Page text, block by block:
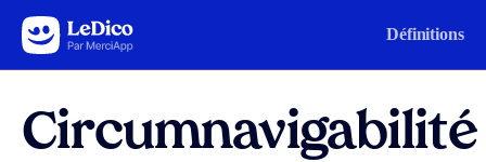
Aller au contenu Définitions
Circumnavigabilité